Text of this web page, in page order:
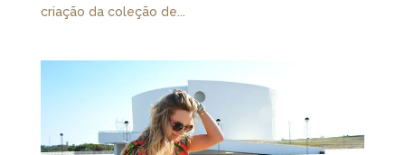
criação da coleção de...